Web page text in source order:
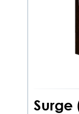
Surge